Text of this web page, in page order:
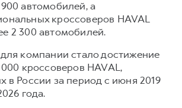
автомобилей, а
кроссоверов HAVAL
2 300 автомобилей.
компании стало достижение
кроссоверов HAVAL,
в России за период с июня 2019
года.